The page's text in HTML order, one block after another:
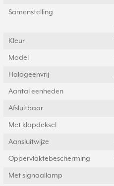
Samenstelling
Kleur
Model
Halogeenvrij
Aantal eenheden
Afsluitbaar
Met klapdeksel
Aansluitwijze
Oppervlaktebescherming
Met signaallamp